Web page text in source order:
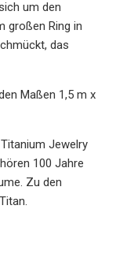
um den
großen Ring in
das
Maßen 1,5 m x
Jewelry
100 Jahre
Zu den